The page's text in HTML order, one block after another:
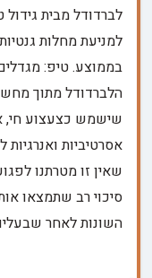
לברדודל מבית
בממוצע. טיפ:
הלברדודל מתוך
שישמש כצעצוע חי,
אסרטיביות
שאין זו מטרתנו
סיכוי רב שתמצאו
השונות לאחר